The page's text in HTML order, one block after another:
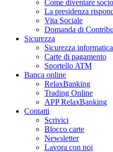
Come diventare socio
La presidenza
Vita Sociale
Domanda di
Sicurezza
Sicurezza informatica
Carte di pagamento
Sportello ATM
Banca online
RelaxBanking
Trading Online
APP RelaxBanking
Contatti
Scrivici
Blocco carte
Newsletter
Lavora con noi